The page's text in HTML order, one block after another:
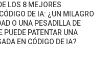
LOS 8 MEJORES
DE IA: ¿UN MILAGRO
O UNA PESADILLA DE
PUEDE PATENTAR UNA
EN CÓDIGO DE IA?